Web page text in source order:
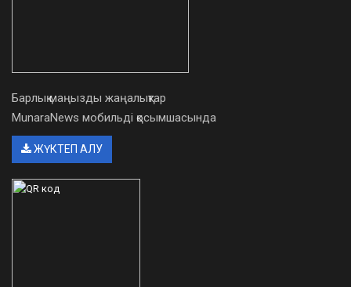
Барлық маңызды жаңалықтар
MunaraNews мобильді қосымшасында
ЖҮКТЕП АЛУ